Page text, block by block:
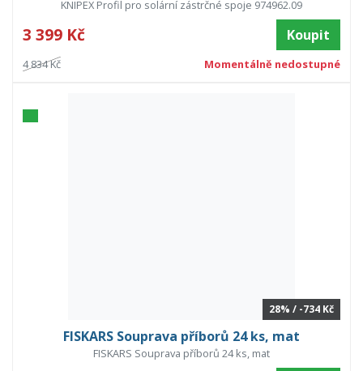
KNIPEX Profil pro solární zástrčné spoje 974962.09
3 399 Kč Koupit
4 834 Kč Momentálně nedostupné
28% / -734 Kč
FISKARS Souprava příborů 24 ks, mat
FISKARS Souprava příborů 24 ks, mat